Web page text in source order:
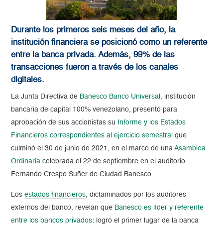
Durante los primeros seis meses del año, la
institución financiera se posicionó como un referente
entre la banca privada. Además, 99% de las
transacciones fueron a través de los canales
digitales.
La Junta Directiva de Banesco Banco Universal , institución
bancaria de capital 100% venezolano, presentó para
aprobación de sus accionistas su
Informe y los Estados
Financieros correspondientes al ejercicio semestral que
culminó el 30 de junio de 2021, en el marco de unaAsamblea
Ordinaria celebrada el 22 de septiembre en el auditorio
Fernando Crespo Suñer de Ciudad Banesco.
Losestados financieros, dictaminados por los auditores
externos del banco, revelan que Banesco es líder y referente
entre los bancos privados: logró el primer lugar de la banca